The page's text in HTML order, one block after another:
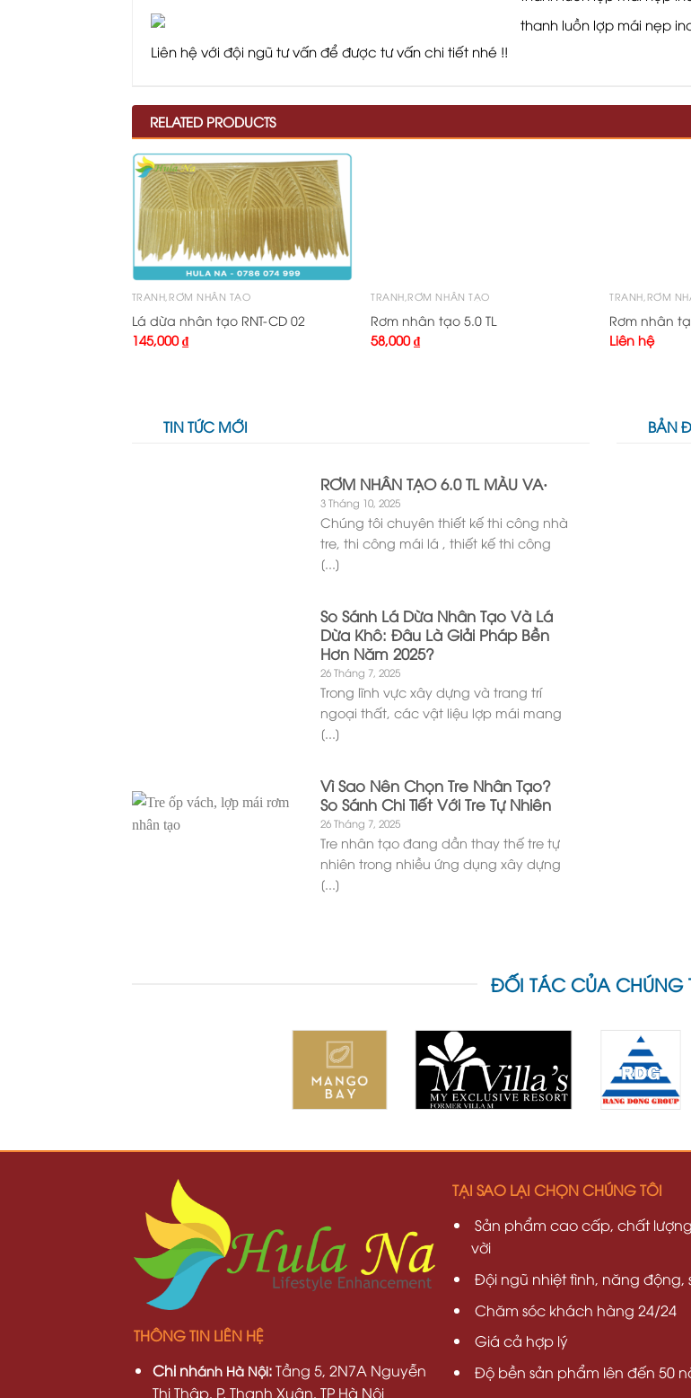
Liên hệ với đội ngũ tư vấn để được tư vấn chi tiết nhé !!
RELATED PRODUCTS
TRANH,RƠM NHÂN TẠO
Lá dừa nhân tạo RNT-CD 02
145,000₫
TRANH,RƠM NHÂN TẠO
Rơm nhân tạo 5.0 TL
58,000₫
TRANH,RƠM
Rơm nhân
Liên hệ
TIN TỨC MỚI
RƠM NHÂN TẠO 6.0 TL MÀU VA·
3 Tháng 10, 2025
Chúng tôi chuyên thiết kế thi công nhà
tre, thi công mái lá , thiết kế thi công
[...]
So Sánh Lá Dừa Nhân Tạo Và Lá
Dừa Khô: Đâu Là Giải Pháp Bền
Hơn Năm 2025?
26 Tháng 7, 2025
Trong lĩnh vực xây dựng và trang trí
ngoại thất, các vật liệu lợp mái mang
[...]
Vì Sao Nên Chọn Tre Nhân Tạo?
So Sánh Chi Tiết Với Tre Tự Nhiên
26 Tháng 7, 2025
Tre nhân tạo đang dần thay thế tre tự
nhiên trong nhiều ứng dụng xây dựng
[...]
BẢN
ĐỐI TÁC CỦA CHÚNG
THÔNG TIN LIÊN HỆ
Chi nhánh Hà Nội:Tầng 5, 2N7A Nguyễn
Thị Thập, P. Thanh Xuân, TP Hà Nội
TẠI SAO LẠI CHỌN CHÚNG TÔI
Sản phẩm cao cấp, chất
vời
Đội ngũ nhiệt tình, năng động,
Chăm sóc khách hàng 24/24
Giá cả hợp lý
Độ bền sản phẩm lên đến 50